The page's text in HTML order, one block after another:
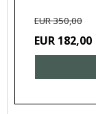
EUR 350,00
EUR 182,00